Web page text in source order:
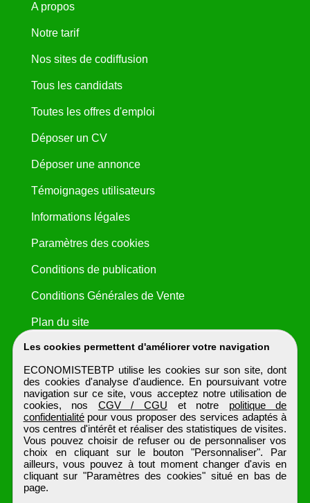
Les cookies permettent d'améliorer votre navigation
ECONOMISTEBTP utilise les cookies sur son site, dont
des cookies d'analyse d'audience. En poursuivant votre
navigation sur ce site, vous acceptez notre utilisation de
cookies, nos CGV / CGU et notre politique de
confidentialitépour vous proposer des services adaptés à
vos centres d'intérêt et réaliser des statistiques de visites.
Vous pouvez choisir de refuser ou de personnaliser vos
choix en cliquant sur le bouton "Personnaliser". Par
ailleurs, vous pouvez à tout moment changer d'avis en
cliquant sur "Paramètres des cookies" situé en bas de
page.
A propos
Notre tarif
Nos sites de codiffusion
Tous les candidats
Toutes les offres d'emploi
Déposer un CV
Déposer une annonce
Témoignages utilisateurs
Informations légales
Paramètres des cookies
Conditions de publication
Conditions Générales de Vente
Plan du site